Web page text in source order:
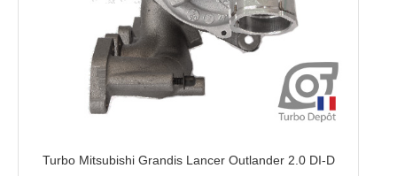
Turbo Mitsubishi Grandis Lancer Outlander 2.0 DI-D